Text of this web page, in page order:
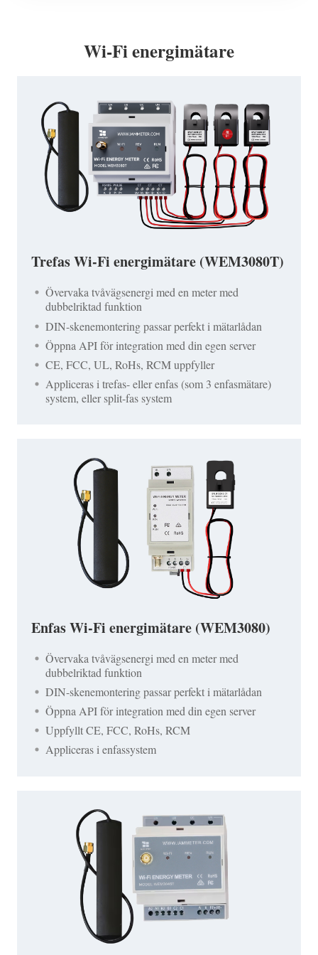
Wi-Fi energimätare
Trefas Wi-Fi energimätare (WEM3080T)
Övervaka tvåvägsenergi med en meter med
dubbelriktad funktion
DIN-skenemontering passar perfekt i mätarlådan
Öppna API för integration med din egen server
CE, FCC, UL, RoHs, RCM uppfyller
Appliceras i trefas- eller enfas (som 3 enfasmätare)
system, eller split-fas system
Enfas Wi-Fi energimätare (WEM3080)
Övervaka tvåvägsenergi med en meter med
dubbelriktad funktion
DIN-skenemontering passar perfekt i mätarlådan
Öppna API för integration med din egen server
Uppfyllt CE, FCC, RoHs, RCM
Appliceras i enfassystem